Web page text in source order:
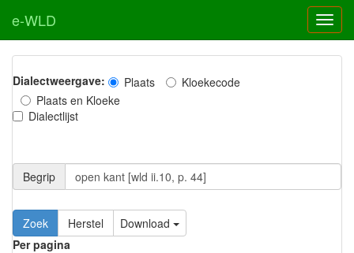
e-WLD
Dialectweergave: Plaats
Kloekecode
Plaats en Kloeke
Dialectlijst
Begrip
Zoek Herstel
Download
Per pagina